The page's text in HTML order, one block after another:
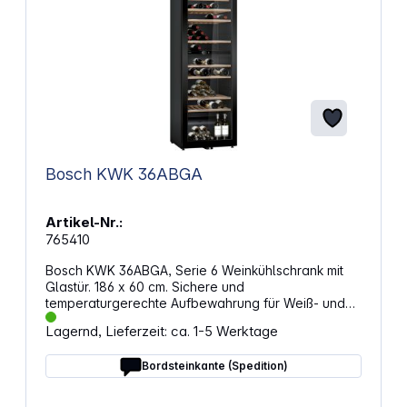
Bosch KWK 36ABGA
Artikel-Nr.:
765410
Bosch KWK 36ABGA, Serie 6 Weinkühlschrank mit
Glastür. 186 x 60 cm. Sichere und
temperaturgerechte Aufbewahrung für Weiß- und
Rotweine. Eigenschaften: Abmessungen (H x B x T):
1860 x 600 x 610 mm Ideale Lagerung und optisch
ansprechende Präsentation Zwei
Temperaturbereiche ermöglicht die Lagerung von
Lagernd, Lieferzeit: ca. 1-5 Werktage
Bordsteinkante (Spedition)